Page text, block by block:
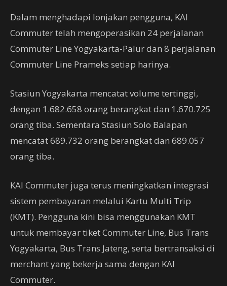
Dalam menghadapi lonjakan pengguna, KAI
Commuter telah mengoperasikan 24 perjalanan
Commuter Line Yogyakarta-Palur dan 8 perjalanan
Commuter Line Prameks setiap harinya.
Stasiun Yogyakarta mencatat volume tertinggi,
dengan 1.682.658 orang berangkat dan 1.670.725
orang tiba. Sementara Stasiun Solo Balapan
mencatat 689.732 orang berangkat dan 689.057
orang tiba.
KAI Commuter juga terus meningkatkan integrasi
sistem pembayaran melalui Kartu Multi Trip
(KMT). Pengguna kini bisa menggunakan KMT
untuk membayar tiket Commuter Line, Bus Trans
Yogyakarta, Bus Trans Jateng, serta bertransaksi di
merchant yang bekerja sama dengan KAI
Commuter.